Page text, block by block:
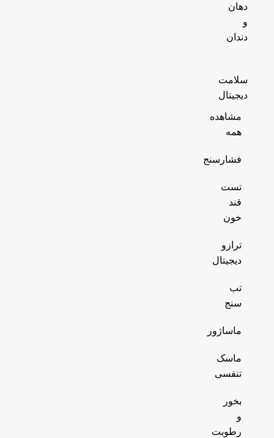
دهان
و
دندان
سلامت
دیجیتال
مشاهده
همه
فشارسنج
تست
قند
خون
ترازو
دیجیتال
تب
سنج
ماساژور
ماسک
تنفسی
بخور
و
رطوبت